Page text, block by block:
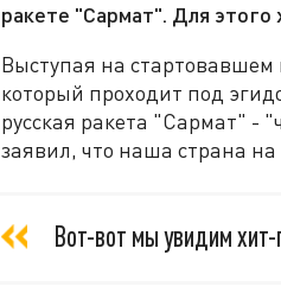
ракете "Сармат". Для этого
Выступая на
который проходит под
русская ракета "Сармат" -
заявил, что наша страна на
Вот-вот мы увидим